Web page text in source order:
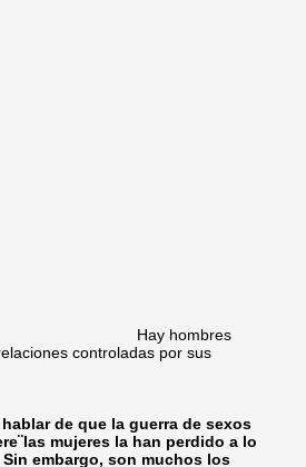
controladas por sus
de que la guerra de sexos
mujeres la han perdido a lo
embargo, son muchos los